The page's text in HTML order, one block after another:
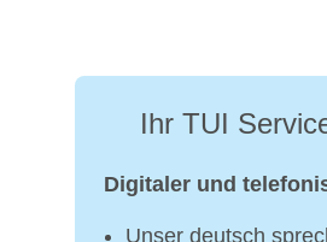
Ihr TUI
Digitaler und
Unser deutsch